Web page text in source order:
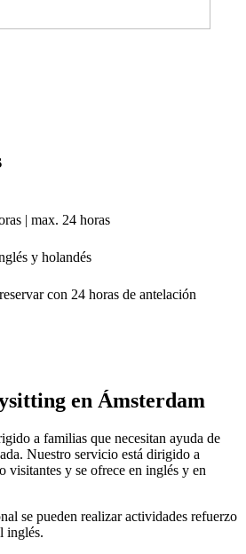
| max. 24 horas
y holandés
con 24 horas de antelación
en Ámsterdam
a familias que necesitan ayuda de
Nuestro servicio está dirigido a
visitantes y se ofrece en inglés y en
se pueden realizar actividades refuerzo
inglés.